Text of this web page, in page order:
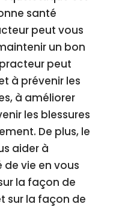
santé
peut vous
un bon
peut
à prévenir les
à améliorer
les blessures
De plus, le
aider à
vie en vous
la façon de
sur la façon de